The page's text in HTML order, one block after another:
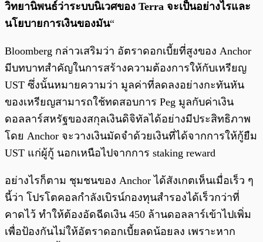
วิทยานิพนธ์ว่าระบบนิเวศของ Terra จะเป็นอย่างไรและ
นโยบายการเงินของมัน“
Bloomberg กล่าวเสริมว่า อัตราดอกเบี้ยที่สูงของ Anchor
มีบทบาทสำคัญในการสร้างความต้องการให้กับเหรียญ
UST ซึ่งนั้นหมายความว่า มูลค่าที่ลดลงอย่างกะทันหัน
ของเหรียญสามารถใช้ทดสอบการ Peg มูลกับค่าเงิน
ดอลลาร์สหรัฐของสกุลเงินดิจิทัลได้อย่างมีประสิทธิภาพ
โดย Anchor จะวางเงินมัดจำด้วยเงินที่ได้จากการให้กู้ยืม
UST แก่ผู้กู้ นอกเหนือไปจากการ staking reward
อย่างไรก็ตาม ชุมชนของ Anchor ได้สังเกตเห็นเมื่อเร็ว ๆ
นี้ว่า โปรโตคอลกำลังเบิรน์กองทุนสำรองได้เร็วกว่าที่
คาดไว้ ทำให้ต้องอัดฉีดเงิน 450 ล้านดอลลาร์เข้าไปเพิ่ม
เพื่อป้องกันไม่ให้อัตราดอกเบี้ยลดน้อยลง เพราะหาก